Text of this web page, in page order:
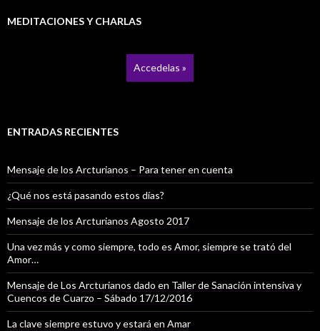
MEDITACIONES Y CHARLAS
Accedelas »
ENTRADAS RECIENTES
Mensaje de los Arcturianos – Para tener en cuenta
¿Qué nos está pasando estos días?
Mensaje de los Arcturianos Agosto 2017
Una vez más y como siempre, todo es Amor, siempre se trató del
Amor…
Mensaje de Los Arcturianos dado en Taller de Sanación intensiva y
Cuencos de Cuarzo – Sábado 17/12/2016
La clave siempre estuvo y estará en Amar